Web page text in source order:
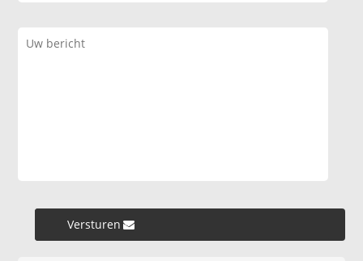
Versturen »